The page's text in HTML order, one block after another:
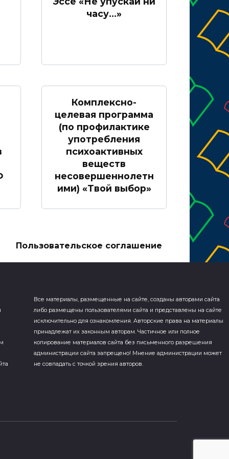
часу…»
Комплексно-
целевая программа
(по профилактике
употребления
психоактивных
веществ
несовершеннолетн
ими) «Твой выбор»
Пользовательское соглашение
Все материалы, размещенные на сайте, созданы авторами сайта
либо размещены пользователями сайта и представлены на сайте
исключительно для ознакомления. Авторские права на материалы
принадлежат их законным авторам. Частичное или полное
копирование материалов сайта без письменного разрешения
администрации сайта запрещено! Мнение администрации может
не совпадать с точкой зрения авторов.